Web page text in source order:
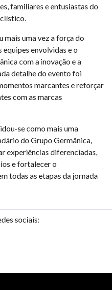
familiares e entusiastas do
mais uma vez a força do
envolvidas e o
com a inovação e a
detalhe do evento foi
marcantes e reforçar
com as marcas
se como mais uma
do Grupo Germânica,
experiências diferenciadas,
e fortalecer o
todas as etapas da jornada
sociais: